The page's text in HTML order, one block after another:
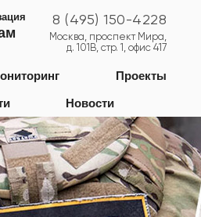
8 (495) 150-4228
Новости
Проекты
Москва, проспект Мира,
д. 101В, стр. 1, офис 417